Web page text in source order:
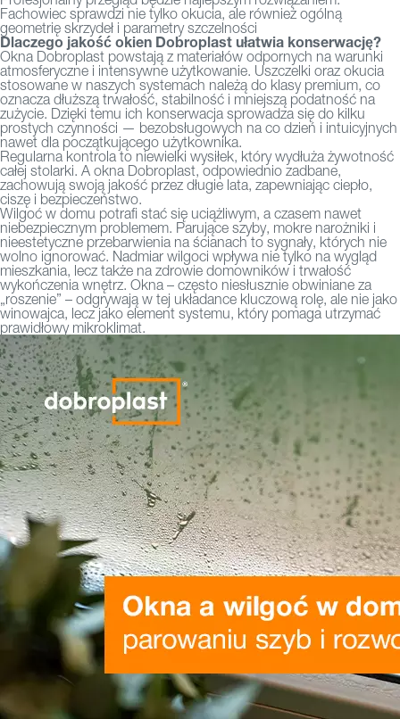
Fachowiec sprawdzi nie tylko okucia, ale również ogólną
geometrię skrzydeł i parametry szczelności
Dlaczego jakość okien Dobroplast ułatwia konserwację?
Okna Dobroplast powstają z materiałów odpornych na warunki
atmosferyczne i intensywne użytkowanie. Uszczelki oraz okucia
stosowane w naszych systemach należą do klasy premium, co
oznacza dłuższą trwałość, stabilność i mniejszą podatność na
zużycie. Dzięki temu ich konserwacja sprowadza się do kilku
prostych czynności — bezobsługowych na co dzień i intuicyjnych
nawet dla początkującego użytkownika.
Regularna kontrola to niewielki wysiłek, który wydłuża żywotność
całej stolarki. A okna Dobroplast, odpowiednio zadbane,
zachowują swoją jakość przez długie lata, zapewniając ciepło,
ciszę i bezpieczeństwo.
Wilgoć w domu potrafi stać się uciążliwym, a czasem nawet
niebezpiecznym problemem. Parujące szyby, mokre narożniki i
nieestetyczne przebarwienia na ścianach to sygnały, których nie
wolno ignorować. Nadmiar wilgoci wpływa nie tylko na wygląd
mieszkania, lecz także na zdrowie domowników i trwałość
wykończenia wnętrz. Okna – często niesłusznie obwiniane za
„roszenie” – odgrywają w tej układance kluczową rolę, ale nie jako
winowajca, lecz jako element systemu, który pomaga utrzymać
prawidłowy mikroklimat.